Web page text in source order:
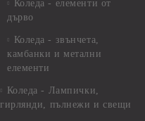
Коледа - елементи от
дърво
Коледа - звънчета,
камбанки и метални
елементи
Коледа - Лампички,
гирлянди, пълнежи и свещи